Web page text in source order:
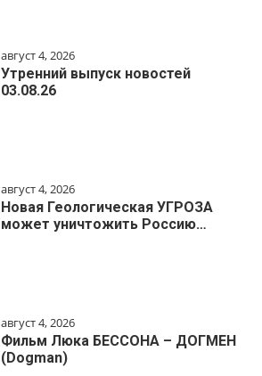
август 4, 2026
Утренний выпуск новостей
03.08.26
август 4, 2026
Новая Геологическая УГРОЗА
может уничтожить Россию…
август 4, 2026
Фильм Люка БЕССОНА – ДОГМЕН
(Dogman)